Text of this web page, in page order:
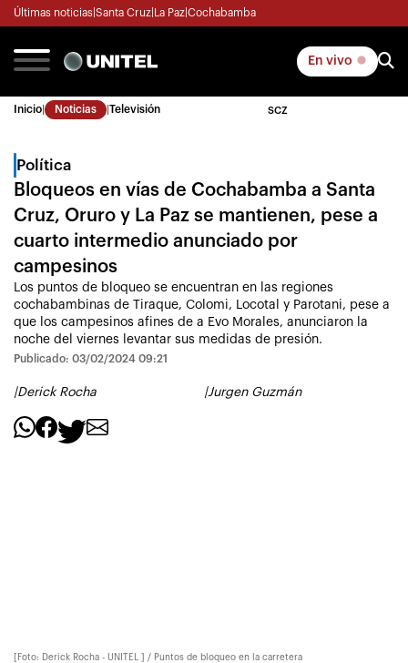
Últimas noticias Santa Cruz La Paz Cochabamba
En vivo
Inicio Noticias Televisión SCZ
Política
Bloqueos en vías de Cochabamba a Santa
Cruz, Oruro y La Paz se mantienen, pese a
cuarto intermedio anunciado por
campesinos
Los puntos de bloqueo se encuentran en las regiones
cochabambinas de Tiraque, Colomi, Locotal y Parotani, pese a
que los campesinos afines de a Evo Morales, anunciaron la
noche del viernes levantar sus medidas de presión.
Publicado: 03/02/2024 09:21
|Derick Rocha |Jurgen Guzmán
[Foto: Derick Rocha - UNITEL ] / Puntos de bloqueo en la carretera